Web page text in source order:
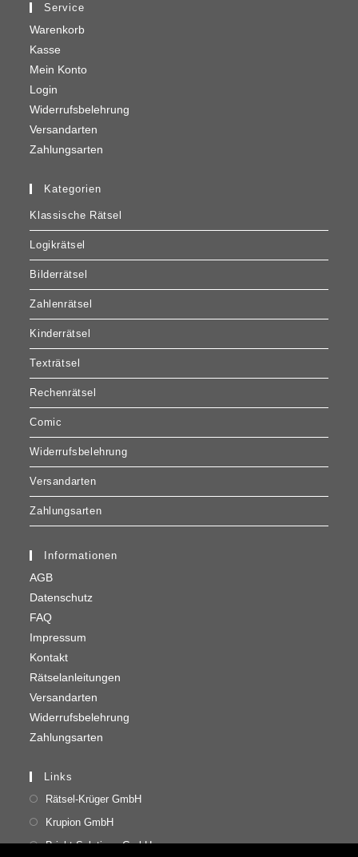
Service
Warenkorb
Kasse
Mein Konto
Login
Widerrufsbelehrung
Versandarten
Zahlungsarten
Kategorien
Klassische Rätsel
Logikrätsel
Bilderrätsel
Zahlenrätsel
Kinderrätsel
Texträtsel
Rechenrätsel
Comic
Widerrufsbelehrung
Versandarten
Zahlungsarten
Informationen
AGB
Datenschutz
FAQ
Impressum
Kontakt
Rätselanleitungen
Versandarten
Widerrufsbelehrung
Zahlungsarten
Links
Rätsel-Krüger GmbH
Krupion GmbH
Bright Solutions GmbH